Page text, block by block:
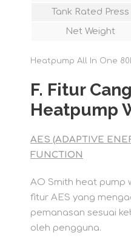
Tank Rated Press
Net Weight
Heatpump All In One
F. Fitur
Heatpump
AES (ADAPTIVE
FUNCTION
AO Smith heat pump
fitur AES yang
pemanasan sesuai
oleh pengguna.